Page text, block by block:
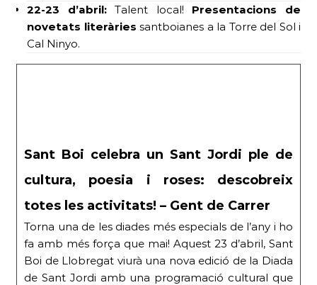
22-23 d’abril:Talent local! Presentacions de
novetats literàries santboianes a la Torre del Sol i
Cal Ninyo.
Sant Boi celebra un Sant Jordi ple de
cultura, poesia i roses: descobreix
totes les activitats! – Gent de Carrer
Torna una de les diades més especials de l’any i ho
fa amb més força que mai! Aquest 23 d’abril, Sant
Boi de Llobregat viurà una nova edició de la Diada
de Sant Jordi amb una programació cultural que